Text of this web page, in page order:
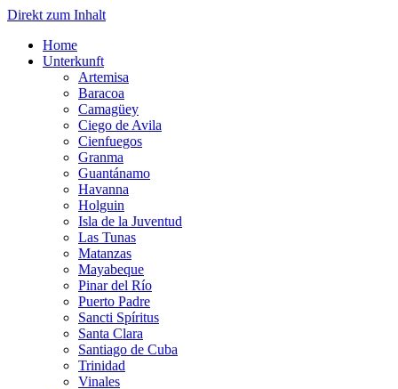
Direkt zum Inhalt
Home
Unterkunft
Artemisa
Baracoa
Camagüey
Ciego de Avila
Cienfuegos
Granma
Guantánamo
Havanna
Holguin
Isla de la Juventud
Las Tunas
Matanzas
Mayabeque
Pinar del Río
Puerto Padre
Sancti Spíritus
Santa Clara
Santiago de Cuba
Trinidad
Vinales